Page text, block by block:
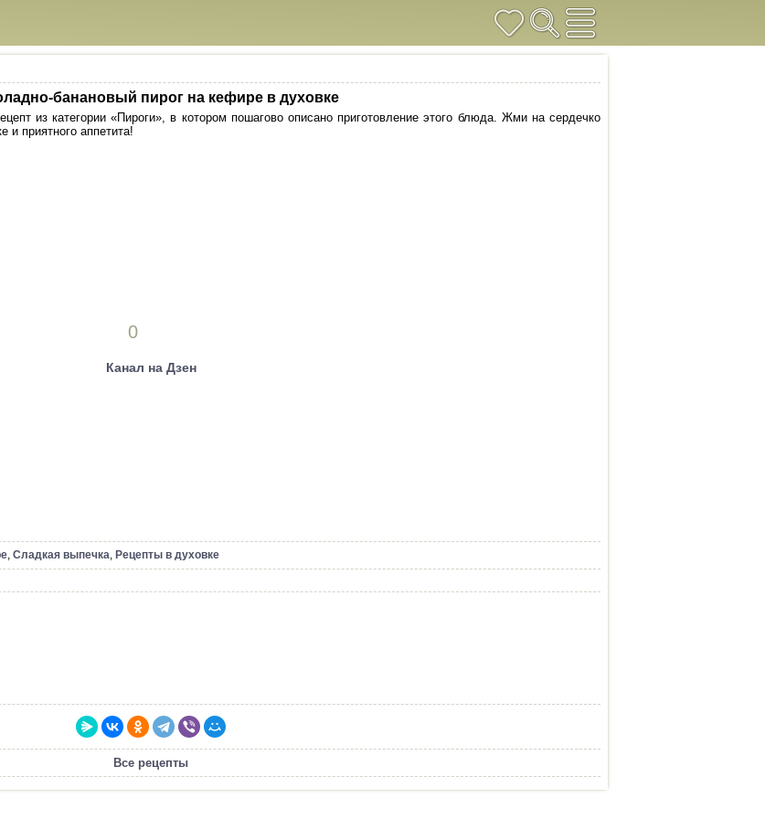
банановый пирог на кефире в духовке
из категории «Пироги», в котором пошагово описано приготовление этого блюда. Жми на сердечко
и приятного аппетита!
0
Канал на Дзен
, Сладкая выпечка, Рецепты в духовке
Все рецепты